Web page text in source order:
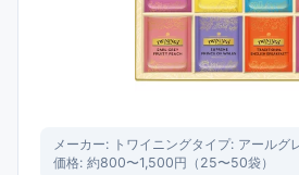
メーカー: トワイニングタイプ: アールグ
価格: 約800〜1,500円（25〜50袋）